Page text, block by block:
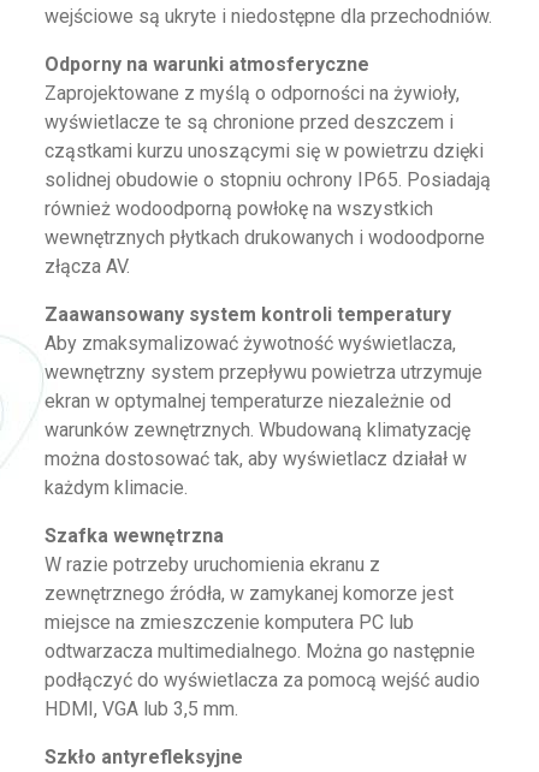
wejściowe są ukryte i niedostępne dla przechodniów.
Odporny na warunki atmosferyczne
Zaprojektowane z myślą o odporności na żywioły,
wyświetlacze te są chronione przed deszczem i
cząstkami kurzu unoszącymi się w powietrzu dzięki
solidnej obudowie o stopniu ochrony IP65. Posiadają
również wodoodporną powłokę na wszystkich
wewnętrznych płytkach drukowanych i wodoodporne
złącza AV.
Zaawansowany system kontroli temperatury
Aby zmaksymalizować żywotność wyświetlacza,
wewnętrzny system przepływu powietrza utrzymuje
ekran w optymalnej temperaturze niezależnie od
warunków zewnętrznych. Wbudowaną klimatyzację
można dostosować tak, aby wyświetlacz działał w
każdym klimacie.
Szafka wewnętrzna
W razie potrzeby uruchomienia ekranu z
zewnętrznego źródła, w zamykanej komorze jest
miejsce na zmieszczenie komputera PC lub
odtwarzacza multimedialnego. Można go następnie
podłączyć do wyświetlacza za pomocą wejść audio
HDMI, VGA lub 3,5 mm.
Szkło antyrefleksyjne